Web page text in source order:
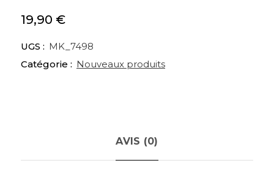
19,90 €
UGS : MK_7498
Catégorie : Nouveaux produits
AVIS (0)